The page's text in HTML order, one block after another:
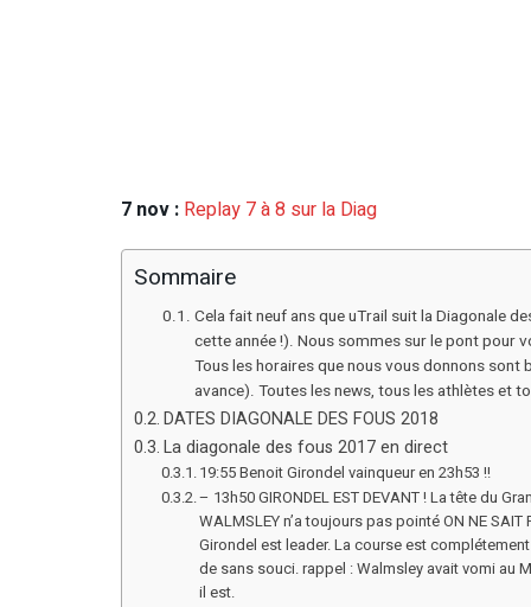
7 nov : Replay 7 à 8 sur la Diag
Sommaire
Cela fait neuf ans que uTrail suit la Diagonale
cette année !). Nous sommes sur le pont pour
Tous les horaires que nous vous donnons sont
avance). Toutes les news, tous les athlètes et
DATES DIAGONALE DES FOUS 2018
La diagonale des fous 2017 en direct
19:55 Benoit Girondel vainqueur en 23h53 !!
– 13h50 GIRONDEL EST DEVANT ! La tête du
WALMSLEY n’a toujours pas pointé ON NE SAIT
Girondel est leader. La course est
de sans souci. rappel : Walmsley avait vomi au
il est.